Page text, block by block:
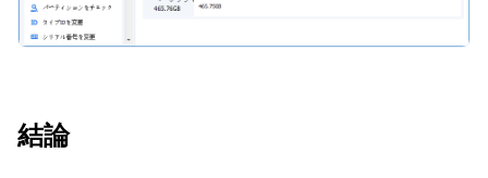
結論